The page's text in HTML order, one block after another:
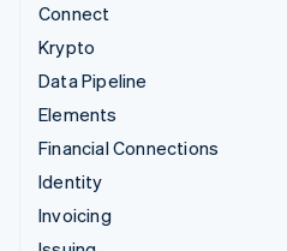
Connect
Krypto
Data Pipeline
Elements
Financial Connections
Identity
Invoicing